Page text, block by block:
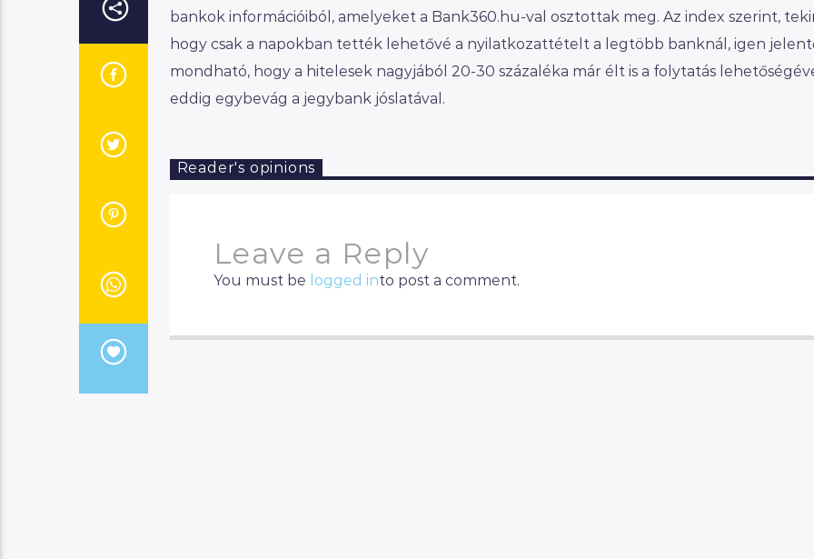
bankok információiból, amelyeket a Bank360.hu-val osztottak meg. Az index szerint,
hogy csak a napokban tették lehetővé a nyilatkozattételt a legtöbb banknál, igen
mondható, hogy a hitelesek nagyjából 20-30 százaléka már élt is a folytatás
eddig egybevág a jegybank jóslatával.
Reader's opinions
Leave a Reply
You must be logged into post a comment.